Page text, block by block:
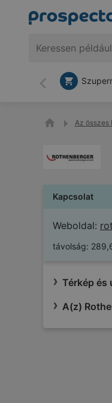
Vissza
Az összes
Kapcsolat
Weboldal:
távolság:
Térkép és
A(z)